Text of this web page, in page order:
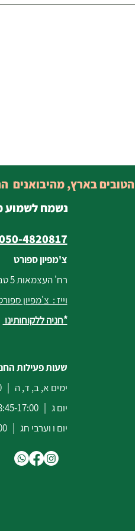
נשמח לשמוע
4820817
צ'מפיון ספורט
רח' העצמאות 5 טבריה
וייז : צ'מפיון
*חניה ללקוחותינו
שעות פעילות
ימים א, ב, ד, ה | 8:30-19:00
יום ג | 8:45-17:00
יום ו וערבי חג | 8:30-14:00
הטובים בארץ,